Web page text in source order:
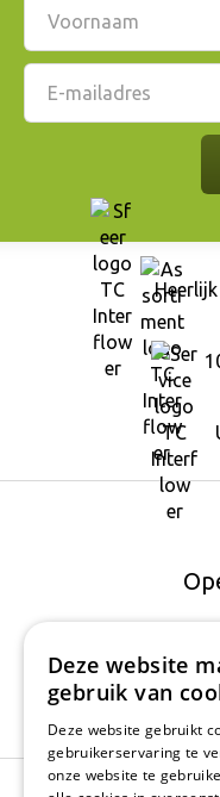
Wij
Deze website
gebruik van
Deze website gebruikt
gebruikerservaring te
onze website te